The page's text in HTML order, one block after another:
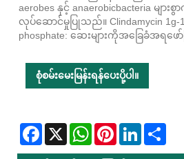
aerobes နှင့် anaerobicbacteria များစွ
လုပ်ဆောင်မှုပြုသည်။ Clindamycin 1g-
phosphate: ဆေးများကိုအခြေခံအရဖေ
စုံစမ်းမေးမြန်းရန်ပေးပို့ပါ။
Facebook
X WhatsAppPinterestLinkedIn